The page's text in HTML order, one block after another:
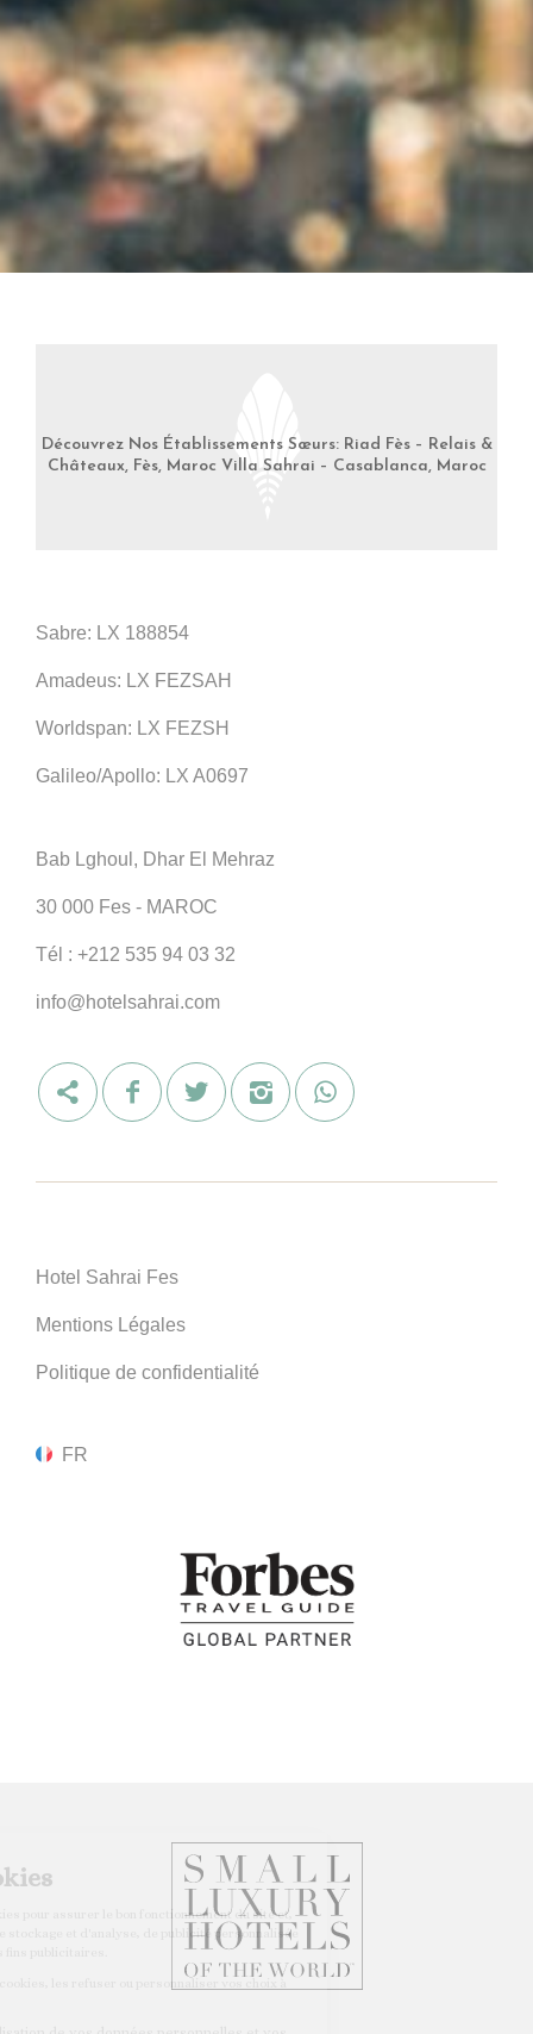
Découvrez Nos Établissements Sœurs: Riad Fès – Relais &
Châteaux, Fès, Maroc Villa Sahrai – Casablanca, Maroc
Sabre: LX 188854
Amadeus: LX FEZSAH
Worldspan: LX FEZSH
Galileo/Apollo: LX A0697
Bab Lghoul, Dhar El Mehraz
30 000 Fes - MAROC
Tél : +212 535 94 03 32
info@hotelsahrai.com
Hotel Sahrai Fes
Mentions Légales
Politique de confidentialité
FR